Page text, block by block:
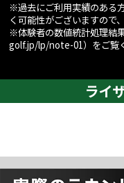
※過去にご利用実績のある
く可能性がございますので
※体験者の数値統計処理結
golf.jp/lp/note-01）をご覧
ライ